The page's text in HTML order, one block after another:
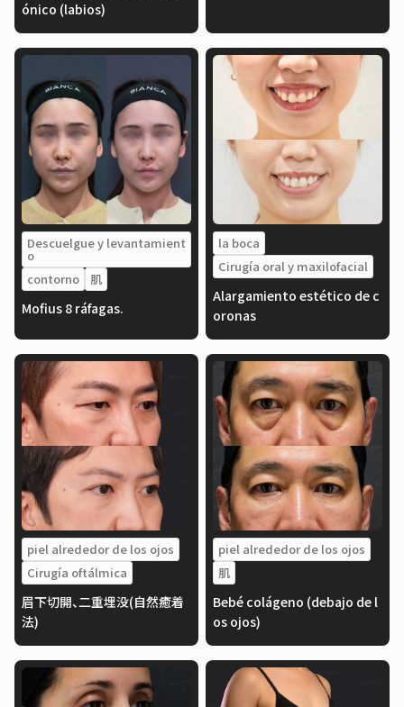
ónico (labios)
Descuelgue y levantamient
o
contorno
肌
Mofius 8 ráfagas.
la boca
Cirugía oral y maxilofacial
Alargamiento estético de c
oronas
piel alrededor de los ojos
Cirugía oftálmica
眉下切開、二重埋没(自然癒着
法)
piel alrededor de los ojos
肌
Bebé colágeno (debajo de l
os ojos)